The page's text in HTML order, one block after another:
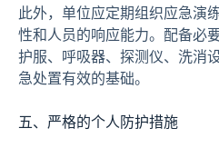
此外，单位应定期组织应急演
性和人员的响应能力。配备必
护服、呼吸器、探测仪、洗消
急处置有效的基础。
五、严格的个人防护措施